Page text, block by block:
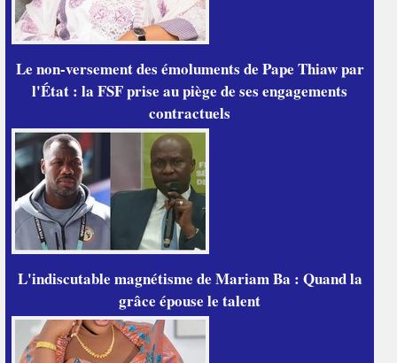
Le non-versement des émoluments de Pape Thiaw par
l'État : la FSF prise au piège de ses engagements
contractuels
L'indiscutable magnétisme de Mariam Ba : Quand la
grâce épouse le talent